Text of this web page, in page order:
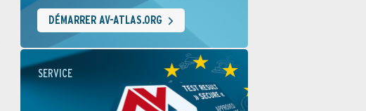
DÉMARRER AV-ATLAS.ORG
SERVICE